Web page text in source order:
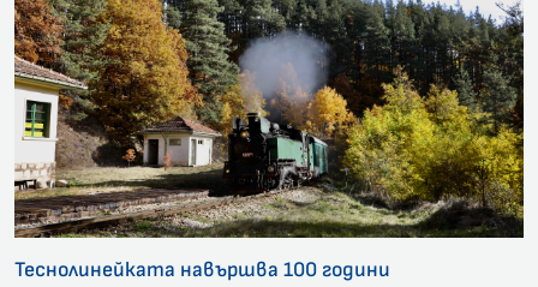
Теснолинейката навършва 100 години